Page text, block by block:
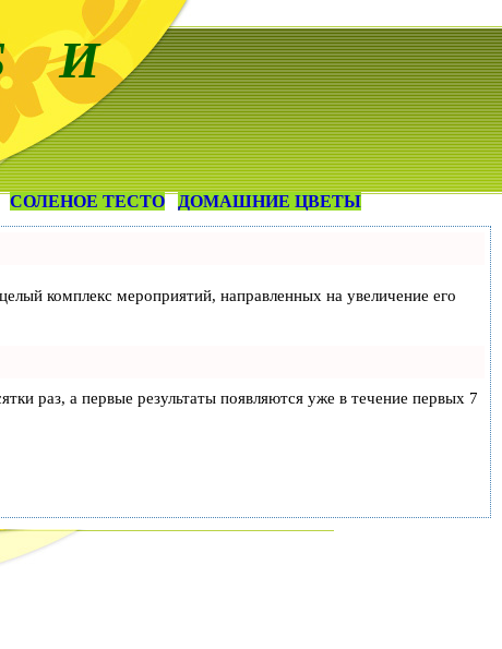
И
СОЛЕНОЕ ТЕСТО ДОМАШНИЕ ЦВЕТЫ
комплекс мероприятий, направленных на увеличение его
раз, а первые результаты появляются уже в течение первых 7